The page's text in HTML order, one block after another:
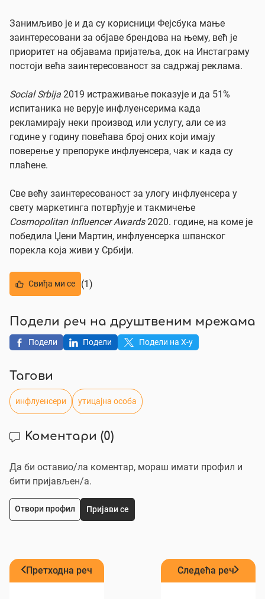
Занимљиво је и да су корисници Фејсбука мање
заинтересовани за објаве брендова на њему, већ је
приоритет на објавама пријатеља, док на Инстаграму
постоји већа заинтересованост за садржај реклама.
Social Srbija 2019 истраживање показује и да 51%
испитаника не верује инфлуенсерима када
рекламирају неки производ или услугу, али се из
године у годину повећава број оних који имају
поверење у препоруке инфлуенсера, чак и када су
плаћене.
Све већу заинтересованост за улогу инфлуенсера у
свету маркетинга потврђује и такмичење
Cosmopolitan Influencer Awards2020. године, на коме је
победила Џени Мартин, инфлуенсерка шпанског
порекла која живи у Србији.
Свиђа ми се (1)
Подели реч на друштвеним мрежама
Подели Подели Подели на X-у
Тагови
инфлуенсери утицајна особа
Коментари (0)
Да би оставио/ла коментар, мораш имати профил и
бити пријављен/a.
Отвори профил Пријави се
Претходна реч Следећа реч